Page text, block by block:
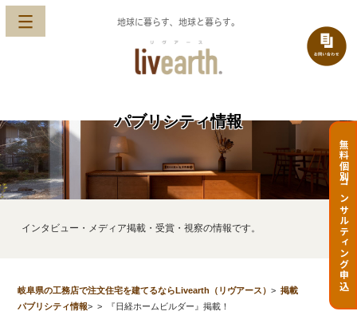
地球に暮らす、地球と暮らす。
無料個別コンサルティング申込
パブリシティ情報
インタビュー・メディア掲載・受賞・視察の情報です。
岐阜県の工務店で注文住宅を建てるならLivearth（リヴアース）>
パブリシティ情報>
掲載
>
『日経ホームビルダー』掲載！